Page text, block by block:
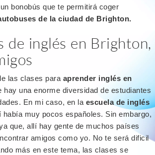
bonobús que te permitirá coger
de la ciudad de Brighton.
de inglés en Brighton,
las clases para aprender inglés en
hay una enorme diversidad de estudiantes
En mi caso, en la escuela de inglés
muy pocos españoles. Sin embargo,
que, allí hay gente de muchos países
amigos como yo. No te será dificil
más en este tema, las clases se